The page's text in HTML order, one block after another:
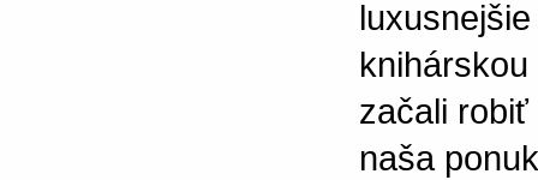
začali
naša